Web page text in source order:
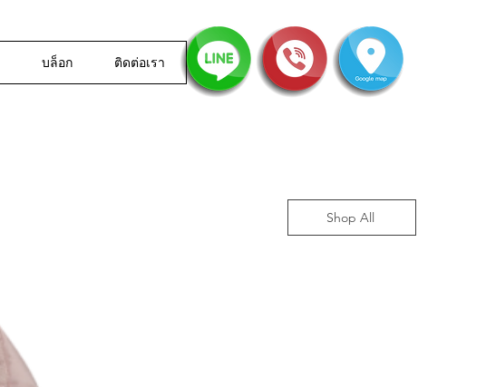
บล็อก ติดต่อเรา
Shop All